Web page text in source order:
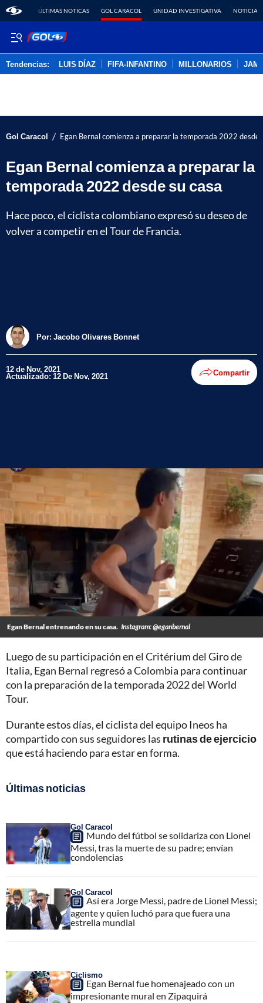
ÚLTIMAS NOTICAS GOL CARACOL UNIDAD INVESTIGATIVA NOTICIAS
Tendencias: LUIS DÍAZ FIFA-INFANTINO MILLONARIOS
Gol Caracol / Egan Bernal comienza a preparar la temporada 2022 desde
Egan Bernal comienza a preparar la
temporada 2022 desde su casa
Hace poco, el ciclista colombiano expresó su deseo de
volver a competir en el Tour de Francia.
Por: Jacobo Olivares Bonnet
12 de Nov, 2021
Actualizado: 12 De Nov, 2021 Compartir
Egan Bernal entrenando en su casa. Instagram: @eganbernal
Luego de su participación en el Critérium del Giro de
Italia, Egan Bernal regresó a Colombia para continuar
con la preparación de la temporada 2022 del World
Tour.
Durante estos días, el ciclista del equipo Ineos ha
compartido con sus seguidores las rutinas de ejercicio
que está haciendo para estar en forma.
Últimas noticias
Gol Caracol
Mundo del fútbol se solidariza con Lionel
Messi, tras la muerte de su padre; envían
condolencias
Gol Caracol
Así era Jorge Messi, padre de Lionel Messi;
agente y quien luchó para que fuera una
estrella mundial
Ciclismo
Egan Bernal fue homenajeado con un
impresionante mural en Zipaquirá